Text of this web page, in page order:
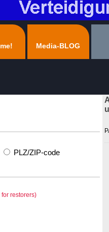
Media-BLOG
PLZ/ZIP-code
restorers)